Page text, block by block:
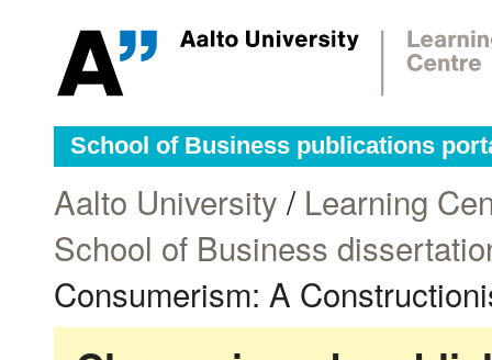
School of Business publications
Aalto University / Learning
School of Business
Consumerism: A